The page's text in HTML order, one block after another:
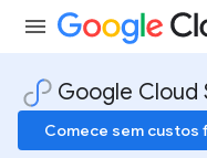
Google Cloud
Comece sem custos